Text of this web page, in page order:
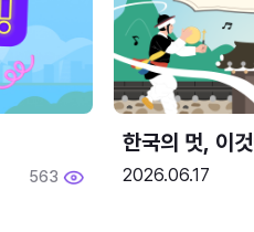
563
한국의 멋, 이
2026.06.17